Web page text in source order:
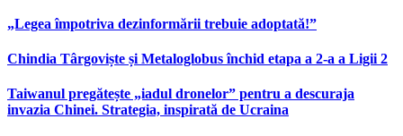
„Legea împotriva dezinformării trebuie adoptată!”
Chindia Târgoviște și Metaloglobus închid etapa a 2-a a Ligii 2
Taiwanul pregătește „iadul dronelor” pentru a descuraja
invazia Chinei. Strategia, inspirată de Ucraina